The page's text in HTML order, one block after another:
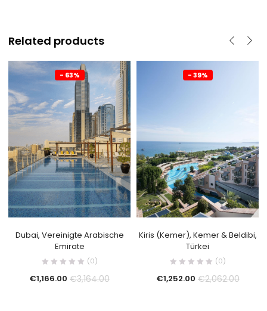
Related products
- 63%
Dubai, Vereinigte Arabische
Emirate
(0)
€1,166.00 €3,164.00
- 39%
Kiris (Kemer), Kemer & Beldibi,
Türkei
(0)
€1,252.00 €2,062.00